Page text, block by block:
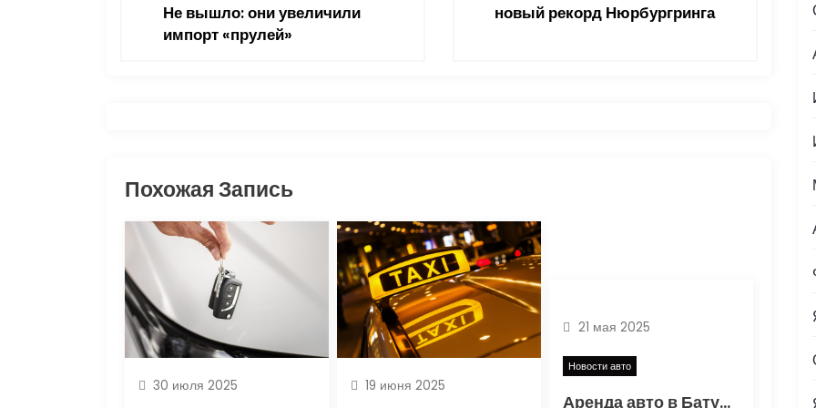
ц
и
я
п
о
Не вышло: они увеличили
импорт «прулей»
новый рекорд Нюрбургринга
Похожая Запись
30 июля 2025 19 июня 2025
21 мая 2025
Новости авто
Аренда авто в Батуми, Кутаиси и Тбилиси: удобство и выгода